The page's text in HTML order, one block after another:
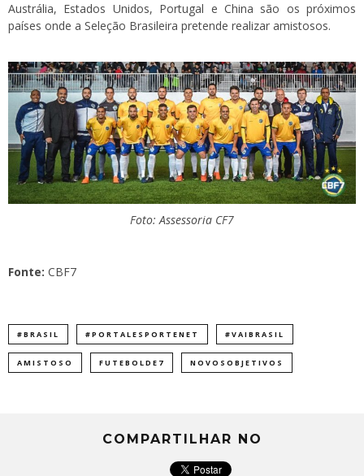
Austrália, Estados Unidos, Portugal e China são os próximos
países onde a Seleção Brasileira pretende realizar amistosos.
Foto: Assessoria CF7
Fonte: CBF7
#BRASIL #PORTALESPORTENET #VAIBRASIL
AMISTOSO FUTEBOLDE7 NOVOSOBJETIVOS
COMPARTILHAR NO